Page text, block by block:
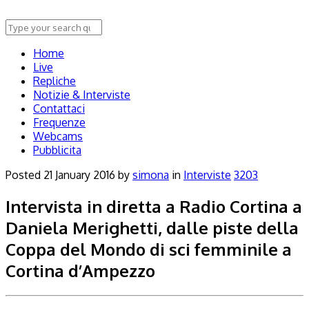
Home
Live
Repliche
Notizie & Interviste
Contattaci
Frequenze
Webcams
Pubblicita
Posted 21 January 2016 by simona in Interviste 3203
Intervista in diretta a Radio Cortina a
Daniela Merighetti, dalle piste della
Coppa del Mondo di sci femminile a
Cortina d’Ampezzo